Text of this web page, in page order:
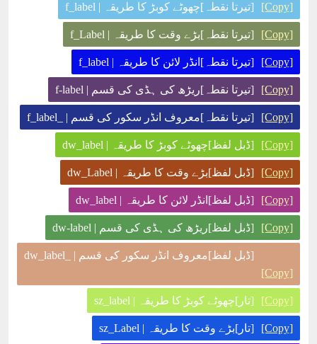
[تیرتا نقطہ]چھوٹے کوبڑ کا طریقہ | f_label [Copy]
[تیرتا نقطہ]بڑے وقت کا طریقہ | f_Label [Copy]
[تیرتا نقطہ]انڈر لائن کا طریقہ | f_label [Copy]
[تیرتا نقطہ]ریڑھ کی ہڈی کی قسم | f-label [Copy]
[تیرتا نقطہ]معروف انڈر سکور کی قسم | _f_label [Copy]
[ڈبل لفظ]چھوٹے کوبڑ کا طریقہ | dw_label [Copy]
[ڈبل لفظ]بڑے وقت کا طریقہ | dw_Label [Copy]
[ڈبل لفظ]انڈر لائن کا طریقہ | dw_label [Copy]
[ڈبل لفظ]ریڑھ کی ہڈی کی قسم | dw-label [Copy]
[ڈبل لفظ]معروف انڈر سکور کی قسم | _dw_label
[Copy]
[تار]چھوٹے کوبڑ کا طریقہ | sz_label [Copy]
[تار]بڑے وقت کا طریقہ | sz_Label [Copy]